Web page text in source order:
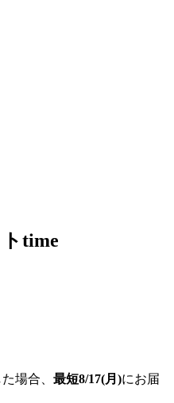
time
場合、 最短8/17(月)にお届